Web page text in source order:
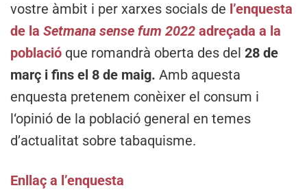
vostre àmbit i per xarxes socials de l’enquesta
de la Setmana sense fum 2022 adreçada a la
població que romandrà oberta des del 28 de
març i fins el 8 de maig. Amb aquesta
enquesta pretenem conèixer el consum i
l‘opinió de la població general en temes
d’actualitat sobre tabaquisme.
Enllaç a l’enquesta